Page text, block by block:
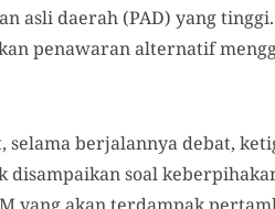
asli daerah (PAD) yang
penawaran alternatif
selama berjalannya debat,
disampaikan soal